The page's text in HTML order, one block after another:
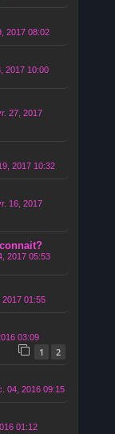
2017 08:02
2017 10:00
27, 2017
2017 10:32
16, 2017
2017 05:53
2017 01:55
03:09
1 2
04, 2016 09:15
01:12